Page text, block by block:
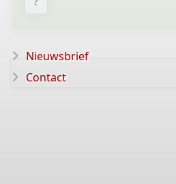
Nieuwsbrief
Contact